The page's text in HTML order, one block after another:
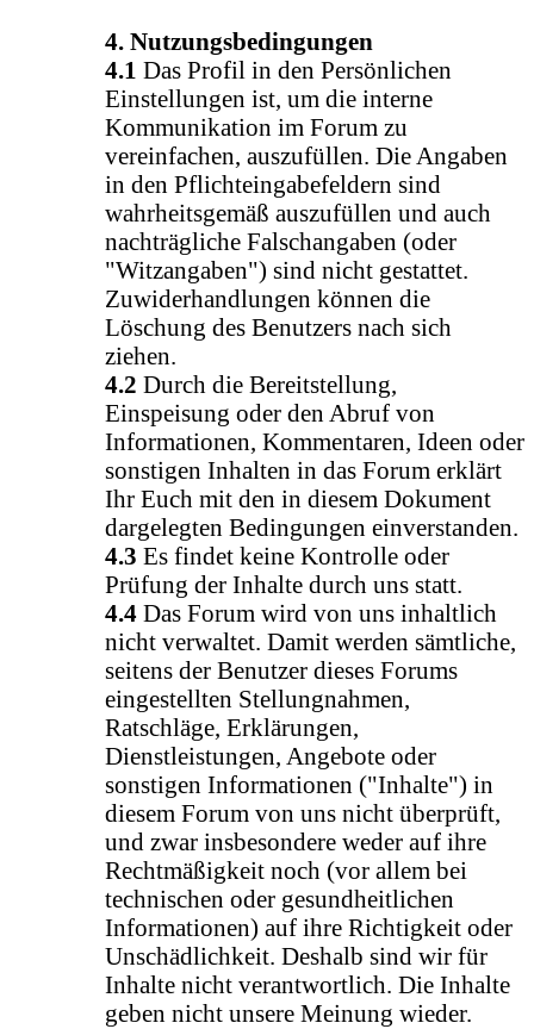
4. Nutzungsbedingungen
4.1 Das Profil in den Persönlichen
Einstellungen ist, um die interne
Kommunikation im Forum zu
vereinfachen, auszufüllen. Die Angaben
in den Pflichteingabefeldern sind
wahrheitsgemäß auszufüllen und auch
nachträgliche Falschangaben (oder
"Witzangaben") sind nicht gestattet.
Zuwiderhandlungen können die
Löschung des Benutzers nach sich
ziehen.
4.2 Durch die Bereitstellung,
Einspeisung oder den Abruf von
Informationen, Kommentaren, Ideen oder
sonstigen Inhalten in das Forum erklärt
Ihr Euch mit den in diesem Dokument
dargelegten Bedingungen einverstanden.
4.3 Es findet keine Kontrolle oder
Prüfung der Inhalte durch uns statt.
4.4 Das Forum wird von uns inhaltlich
nicht verwaltet. Damit werden sämtliche,
seitens der Benutzer dieses Forums
eingestellten Stellungnahmen,
Ratschläge, Erklärungen,
Dienstleistungen, Angebote oder
sonstigen Informationen ("Inhalte") in
diesem Forum von uns nicht überprüft,
und zwar insbesondere weder auf ihre
Rechtmäßigkeit noch (vor allem bei
technischen oder gesundheitlichen
Informationen) auf ihre Richtigkeit oder
Unschädlichkeit. Deshalb sind wir für
Inhalte nicht verantwortlich. Die Inhalte
geben nicht unsere Meinung wieder.